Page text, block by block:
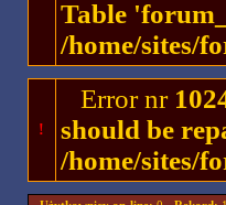
Table
/home/sites/
!
Error nr
should be
/home/sites/